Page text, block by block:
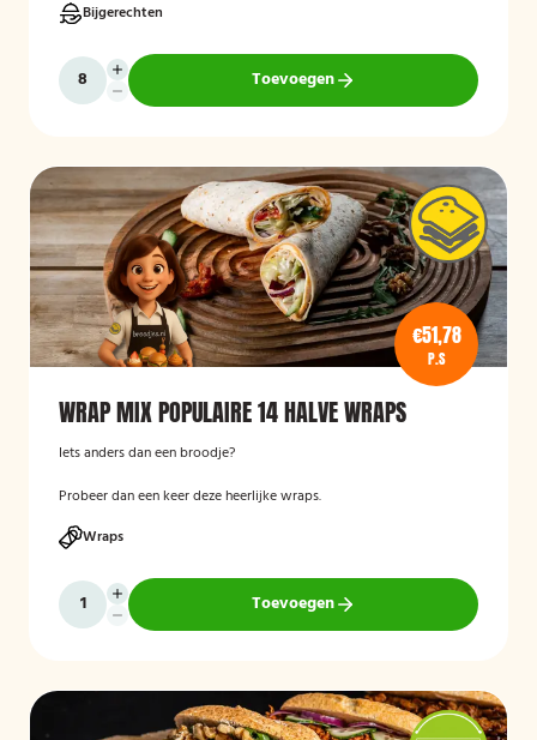
Bijgerechten
Toevoegen
€51,78
P.S
WRAP MIX POPULAIRE 14 HALVE WRAPS
Iets anders dan een broodje?
Probeer dan een keer deze heerlijke wraps.
Wraps
Toevoegen